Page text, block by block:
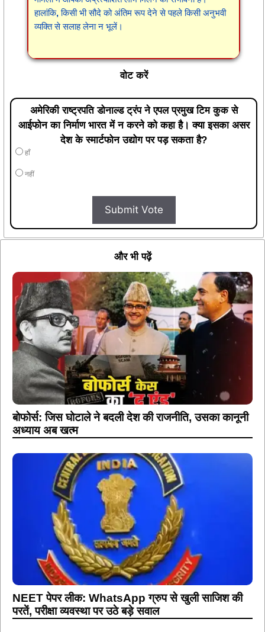
हालांकि, किसी भी सौदे को अंतिम रूप देने से पहले किसी अनुभवी
व्यक्ति से सलाह लेना न भूलें।
वोट करें
अमेरिकी राष्ट्रपति डोनाल्ड ट्रंप ने एपल प्रमुख टिम कुक से
आईफोन का निर्माण भारत में न करने को कहा है। क्या इसका असर
देश के स्मार्टफोन उद्योग पर पड़ सकता है?
हाँ
नहीं
Submit Vote
और भी पढ़ें
बोफोर्स: जिस घोटाले ने बदली देश की राजनीति, उसका कानूनी
अध्याय अब खत्म
NEET पेपर लीक: WhatsApp ग्रुप से खुली साजिश की
परतें, परीक्षा व्यवस्था पर उठे बड़े सवाल